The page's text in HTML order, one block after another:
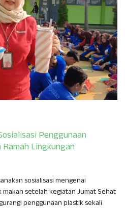
Penggunaan
Lingkungan
sosialisasi mengenai
setelah kegiatan Jumat Sehat
penggunaan plastik sekali